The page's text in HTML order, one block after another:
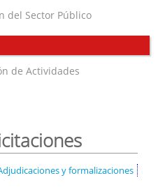
del Sector Público
de Actividades
y formalizaciones